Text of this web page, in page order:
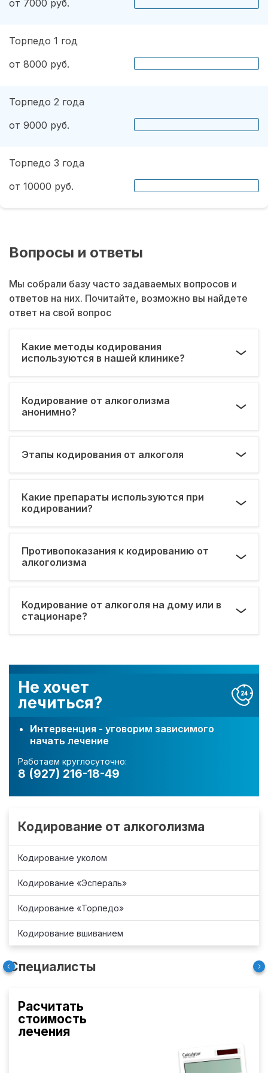
Не хочет
лечиться?
Интервенция - уговорим зависимого
начать лечение
Работаем круглосуточно:
8 (927) 216-18-49
Кодирование от алкоголизма
Кодирование уколом
Кодирование «Эспераль»
Кодирование «Торпедо»
Кодирование вшиванием
Специалисты
Расчитать
стоимость
лечения
от 7000 руб.
Торпедо 1 год
от 8000 руб.
Торпедо 2 года
от 9000 руб.
Торпедо 3 года
от 10000 руб.
Вопросы и ответы
Мы собрали базу часто задаваемых вопросов и
ответов на них. Почитайте, возможно вы найдете
ответ на свой вопрос
Какие методы кодирования
используются в нашей клинике?
Кодирование от алкоголизма
анонимно?
Этапы кодирования от алкоголя
Какие препараты используются при
кодировании?
Противопоказания к кодированию от
алкоголизма
Кодирование от алкоголя на дому или в
стационаре?